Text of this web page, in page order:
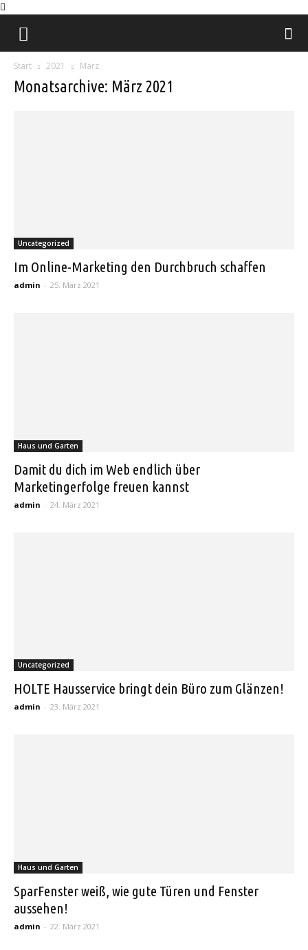
Start 2021 März
Monatsarchive: März 2021
Uncategorized
Im Online-Marketing den Durchbruch schaffen
admin - 25. März 2021
Haus und Garten
Damit du dich im Web endlich über
Marketingerfolge freuen kannst
admin - 24. März 2021
Uncategorized
HOLTE Hausservice bringt dein Büro zum Glänzen!
admin - 23. März 2021
Haus und Garten
SparFenster weiß, wie gute Türen und Fenster
aussehen!
admin - 22. März 2021